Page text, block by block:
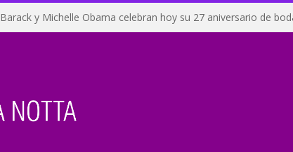
Barack y Michelle Obama celebran hoy su 27 aniversario de